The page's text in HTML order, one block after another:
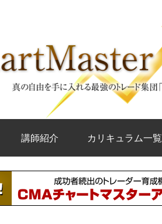
講師紹介 カリキュラム一覧